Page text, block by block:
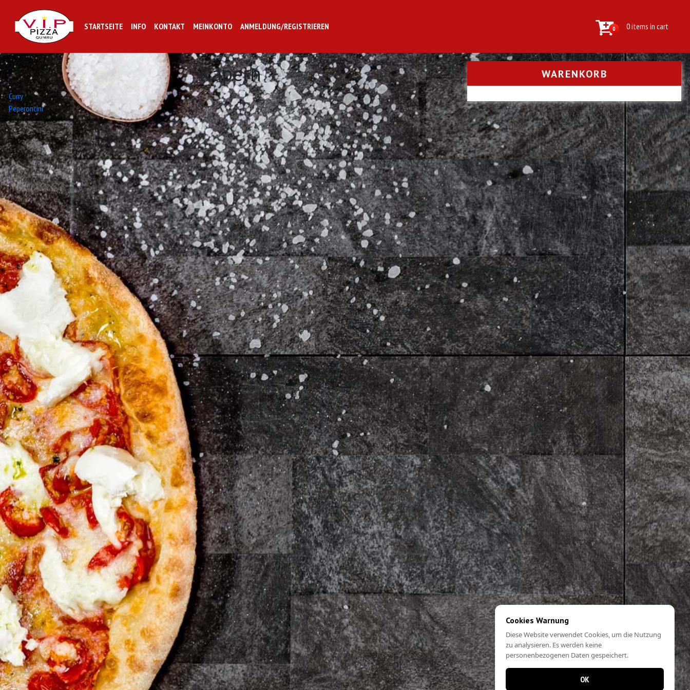
STARTSEITE INFO KONTAKT MEINKONTO ANMELDUNG/REGISTRIEREN 0 0 items in cart
Kapern
Beitrags-
Navigation
Curry
Peperoncini
WARENKORB
Cookies Warnung
Diese Website verwendet Cookies, um die Nutzung
zu analysieren. Es werden keine
personenbezogenen Daten gespeichert.
OK